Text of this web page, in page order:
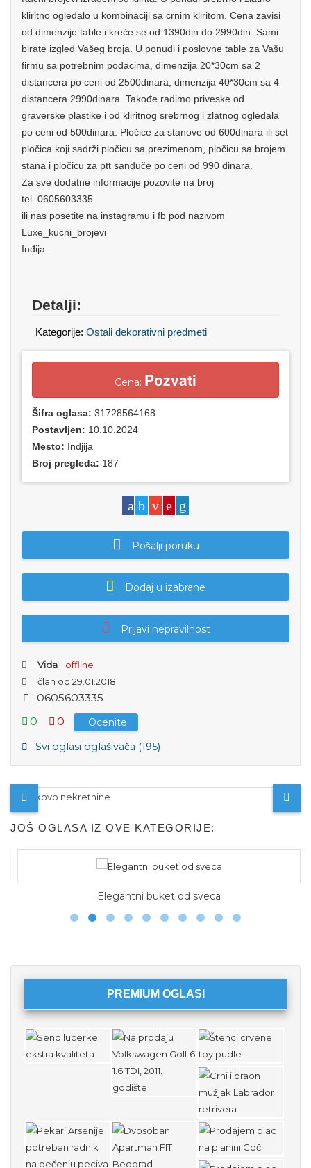
kliritno ogledalo u kombinaciji sa crnim kliritom. Cena zavisi
od dimenzije table i kreće se od 1390din do 2990din. Sami
birate izgled Vašeg broja. U ponudi i poslovne table za Vašu
firmu sa potrebnim podacima, dimenzija 20*30cm sa 2
distancera po ceni od 2500dinara, dimenzija 40*30cm sa 4
distancera 2990dinara. Takođe radimo priveske od
graverske plastike i od kliritnog srebrnog i zlatnog ogledala
po ceni od 500dinara. Pločice za stanove od 600dinara ili set
pločica koji sadrži pločicu sa prezimenom, pločicu sa brojem
stana i pločicu za ptt sanduče po ceni od 990 dinara.
Za sve dodatne informacije pozovite na broj
tel. 0605603335
ili nas posetite na instagramu i fb pod nazivom
Luxe_kucni_brojevi
Inđija
Detalji:
Kategorije: Ostali dekorativni predmeti
Cena: Pozvati
Šifra oglasa: 31728564168
Postavljen: 10.10.2024
Mesto: Indjija
Broj pregleda: 187
Pošalji poruku
Dodaj u izabrane
Prijavi nepravilnost
Vida
offline
član od 29.01.2018
0605603335
0
0
Ocenite
Svi oglasi oglašivača (195)
JOŠ OGLASA IZ OVE KATEGORIJE:
Elegantni buket od sveca
PREMIUM OGLASI